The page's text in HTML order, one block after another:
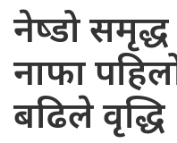
नेष्डो
नाफा
बढिले वृद्धि